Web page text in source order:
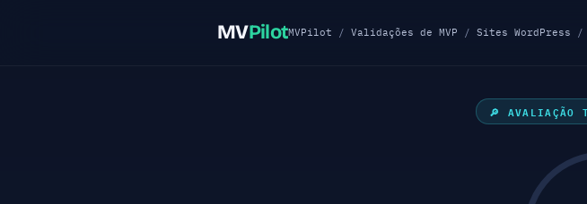
MVPilotMVPilot /Validações de MVP /Sites WordPress /
🔎 AVALIAÇÃO